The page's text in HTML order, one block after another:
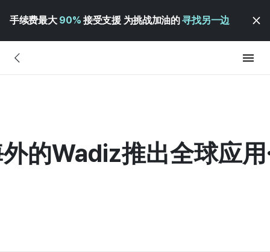
手续费最大 90% 接受支援 为挑战加油的寻找另一边
的Wadiz推出全球应